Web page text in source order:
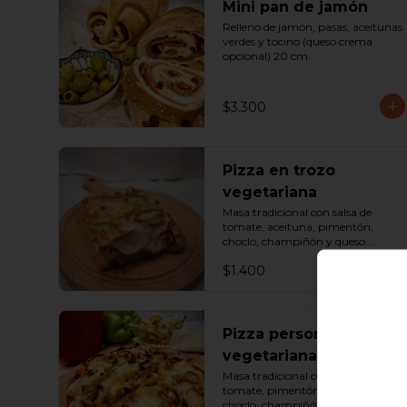
Mini pan de jamón
Relleno de jamón, pasas, aceitunas
verdes y tocino (queso crema
opcional) 20 cm.
$3.300
Pizza en trozo
vegetariana
Masa tradicional con salsa de
tomate, aceituna, pimentón,
choclo, champiñón y queso.
$1.400
Pizza personal
vegetariana
Masa tradicional con salsa de
tomate, pimentón, aceituna,